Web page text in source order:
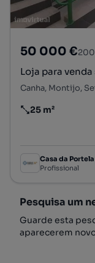
50 000 €
Loja para
Canha, Montijo,
Preço por metro
25 m²
Casa da Portela
Profissional
Pesquisa um
Guarde esta
aparecerem